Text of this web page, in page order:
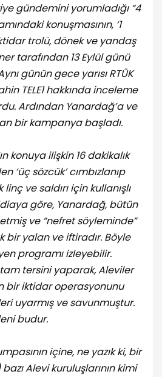
gündemini yorumladığı “4
konuşmasının, ‘1
trolü, dönek ve yandaş
tarafından 13 Eylül günü
günün gece yarısı RTÜK
TELE1 hakkında inceleme
Ardından Yanardağ’a ve
bir kampanya başladı.
konuya ilişkin 16 dakikalık
‘üç sözcük’ cımbızlanıp
linç ve saldırı için kullanışlı
göre, Yanardağ, bütün
ve “nefret söyleminde”
bir yalan ve iftiradır. Böyle
programı izleyebilir.
tersini yaparak, Aleviler
bir iktidar operasyonunu
uyarmış ve savunmuştur.
budur.
içine, ne yazık ki, bir
Alevi kuruluşlarının kimi